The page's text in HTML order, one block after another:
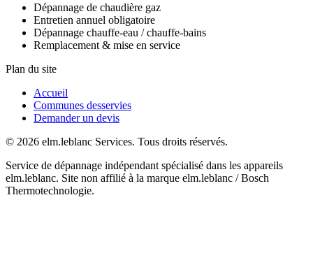
Dépannage de chaudière gaz
Entretien annuel obligatoire
Dépannage chauffe-eau / chauffe-bains
Remplacement & mise en service
Plan du site
Accueil
Communes desservies
Demander un devis
© 2026 elm.leblanc Services. Tous droits réservés.
Service de dépannage indépendant spécialisé dans les appareils
elm.leblanc. Site non affilié à la marque elm.leblanc / Bosch
Thermotechnologie.